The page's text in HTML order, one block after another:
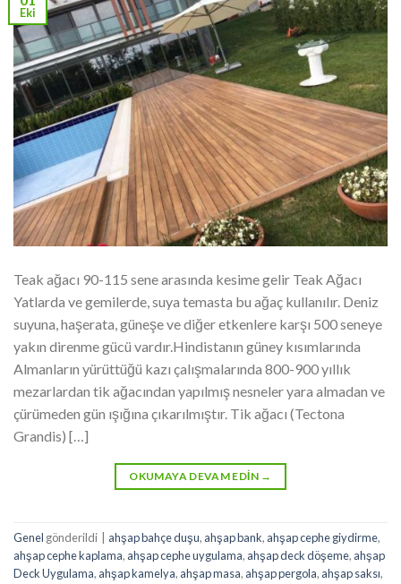
Eki
Teak ağacı 90-115 sene arasında kesime gelir Teak Ağacı
Yatlarda ve gemilerde, suya temasta bu ağaç kullanılır. Deniz
suyuna, haşerata, güneşe ve diğer etkenlere karşı 500 seneye
yakın direnme gücü vardır.Hindistanın güney kısımlarında
Almanların yürüttüğü kazı çalışmalarında 800-900 yıllık
mezarlardan tik ağacından yapılmış nesneler yara almadan ve
çürümeden gün ışığına çıkarılmıştır. Tik ağacı (Tectona
Grandis) […]
OKUMAYA DEVAM EDIN →
Genel gönderildi ahşap bahçe duşu, ahşap bank, ahşap cephe giydirme,
ahşap cephe kaplama, ahşap cephe uygulama, ahşap deck döşeme, ahşap
Deck Uygulama, ahşap kamelya, ahşap masa, ahşap pergola, ahşap saksı,